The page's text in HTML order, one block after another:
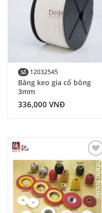
Số 12032545
Băng keo gia cố bông
3mm
336,000 VNĐ
Add to
Wishlist